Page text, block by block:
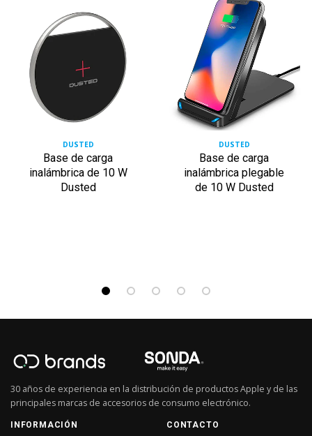
DUSTED
Base de carga
inalámbrica de 10 W
Dusted
DUSTED
Base de carga
inalámbrica plegable
de 10 W Dusted
30 años de experiencia en la distribución de productos Apple y de las
principales marcas de accesorios de consumo electrónico.
INFORMACIÓN CONTACTO